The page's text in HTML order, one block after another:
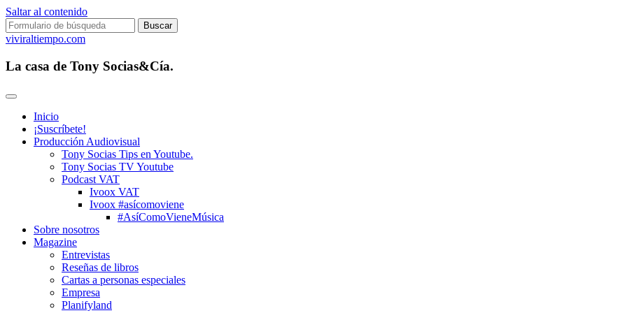
Saltar al contenido
Buscar:
viviraltiempo.com
La casa de Tony Socias&Cía.
Inicio
¡Suscríbete!
Producción Audiovisual
Tony Socias Tips en Youtube.
Tony Socias TV Youtube
Podcast VAT
Ivoox VAT
Ivoox #asícomoviene
#AsíComoVieneMúsica
Sobre nosotros
Magazine
Entrevistas
Reseñas de libros
Cartas a personas especiales
Empresa
Planifyland